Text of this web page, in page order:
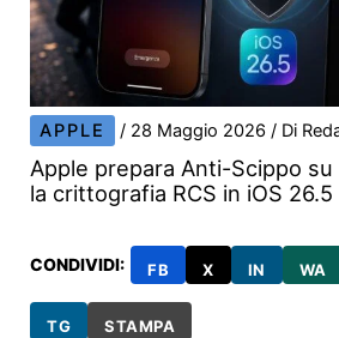
APPLE / 28 Maggio 2026/ Di
Apple prepara Anti-Scippo
la crittografia RCS in iOS 26.5
CONDIVIDI: FB X IN WA
TG STAMPA